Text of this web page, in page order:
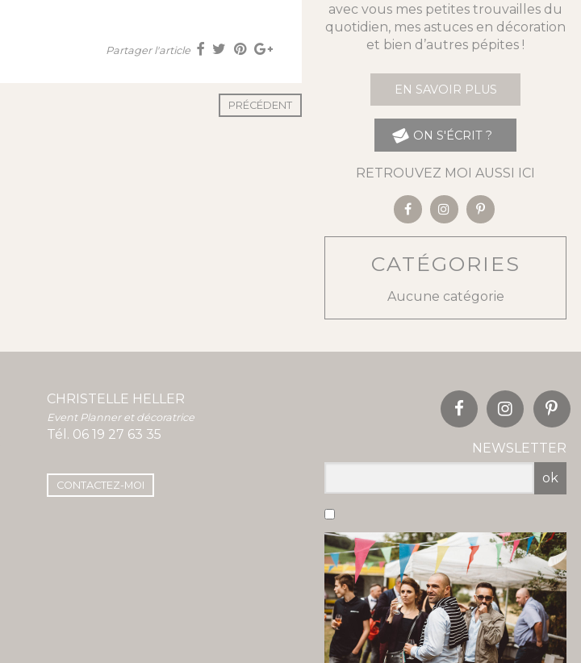
Partager l'article
PRÉCÉDENT
avec vous mes petites trouvailles du
quotidien, mes astuces en décoration
et bien d’autres pépites !
EN SAVOIR PLUS
ON S'ÉCRIT ?
RETROUVEZ MOI AUSSI ICI
CATÉGORIES
Aucune catégorie
CHRISTELLE HELLER
Event Planner et décoratrice
Tél. 06 19 27 63 35
CONTACTEZ-MOI
NEWSLETTER
ok